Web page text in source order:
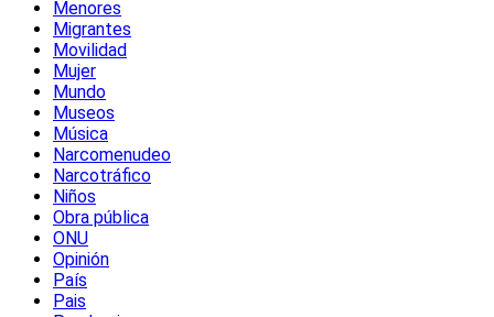
Menores
Migrantes
Movilidad
Mujer
Mundo
Museos
Música
Narcomenudeo
Narcotráfico
Niños
Obra pública
ONU
Opinión
País
Pais